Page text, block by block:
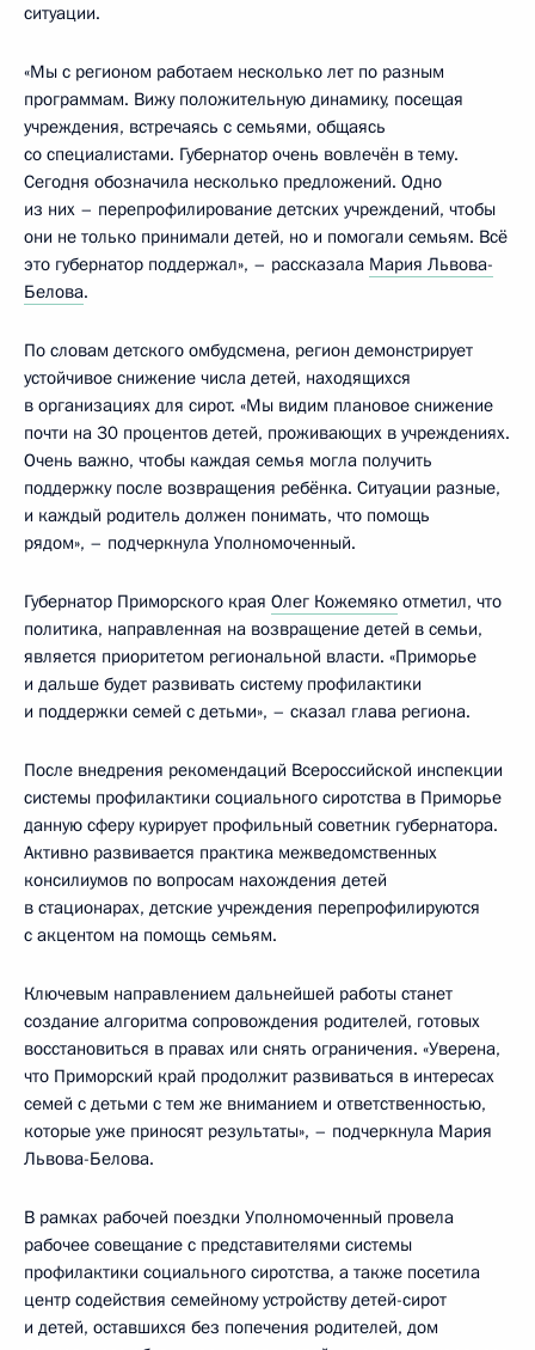
ситуации.
«Мы с регионом работаем несколько лет по разным
программам. Вижу положительную динамику, посещая
учреждения, встречаясь с семьями, общаясь
со специалистами. Губернатор очень вовлечён в тему.
Сегодня обозначила несколько предложений. Одно
из них – перепрофилирование детских учреждений, чтобы
они не только принимали детей, но и помогали семьям. Всё
это губернатор поддержал», – рассказала Мария Львова-
Белова.
По словам детского омбудсмена, регион демонстрирует
устойчивое снижение числа детей, находящихся
в организациях для сирот. «Мы видим плановое снижение
почти на 30 процентов детей, проживающих в учреждениях.
Очень важно, чтобы каждая семья могла получить
поддержку после возвращения ребёнка. Ситуации разные,
и каждый родитель должен понимать, что помощь
рядом», – подчеркнула Уполномоченный.
Губернатор Приморского края Олег Кожемяко отметил, что
политика, направленная на возвращение детей в семьи,
является приоритетом региональной власти. «Приморье
и дальше будет развивать систему профилактики
и поддержки семей с детьми», – сказал глава региона.
После внедрения рекомендаций Всероссийской инспекции
системы профилактики социального сиротства в Приморье
данную сферу курирует профильный советник губернатора.
Активно развивается практика межведомственных
консилиумов по вопросам нахождения детей
в стационарах, детские учреждения перепрофилируются
с акцентом на помощь семьям.
Ключевым направлением дальнейшей работы станет
создание алгоритма сопровождения родителей, готовых
восстановиться в правах или снять ограничения. «Уверена,
что Приморский край продолжит развиваться в интересах
семей с детьми с тем же вниманием и ответственностью,
которые уже приносят результаты», – подчеркнула Мария
Львова-Белова.
В рамках рабочей поездки Уполномоченный провела
рабочее совещание с представителями системы
профилактики социального сиротства, а также посетила
центр содействия семейному устройству детей-сирот
и детей, оставшихся без попечения родителей, дом